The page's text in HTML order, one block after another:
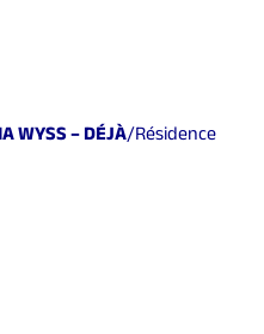
WYSS – DÉJÀ/Résidence